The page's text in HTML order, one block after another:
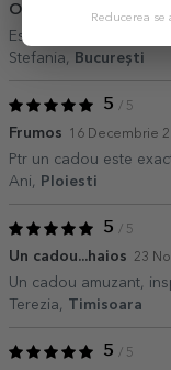
O alegere perfecta
Este fix cum mi am
Stefania,
București
5 / 5
Frumos 16 Decembrie
Ptr un cadou este
Ani,
Ploiesti
5 / 5
Un cadou...haios 23
Un cadou amuzant,
Terezia, Timisoara
5 / 5
Reducerea